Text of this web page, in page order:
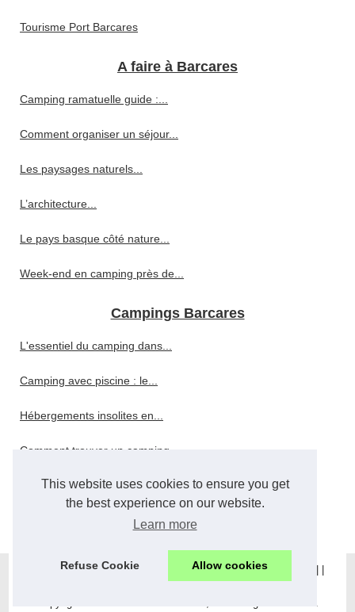
This website uses cookies to ensure you get
the best experience on our website.
Learn more
Refuse Cookie Allow cookies
Tourisme Port Barcares
A faire à Barcares
Camping ramatuelle guide :...
Comment organiser un séjour...
Les paysages naturels...
L’architecture...
Le pays basque côté nature...
Week-end en camping près de...
Campings Barcares
L'essentiel du camping dans...
Camping avec piscine : le...
Hébergements insolites en...
Comment trouver un camping...
Les atouts d’un camping...
Le camping de l’océan : un...
© 2026Barcaresenavant.fr Plan du site|Cookies Policy
Copyright © 2026 vBulletin Solutions, Inc. All rights reserved.